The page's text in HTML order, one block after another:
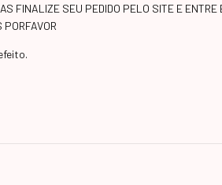
FINALIZE SEU PEDIDO PELO SITE E